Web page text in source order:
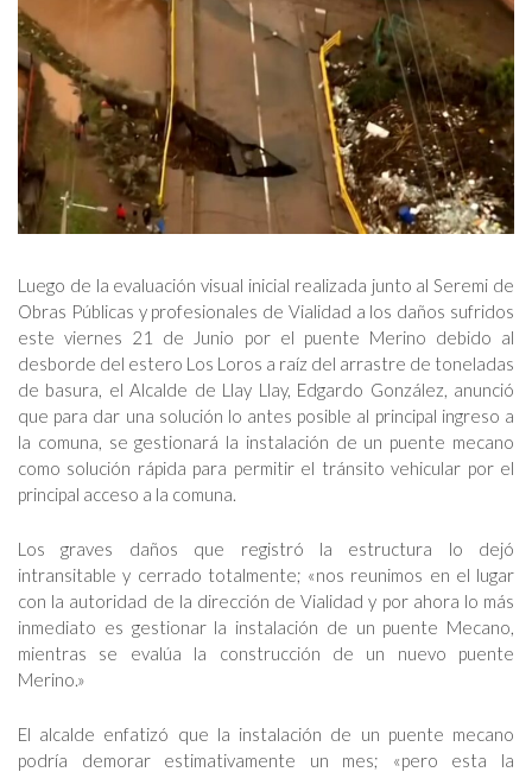
Luego de la evaluación visual inicial realizada junto al Seremi de
Obras Públicas y profesionales de Vialidad a los daños sufridos
este viernes 21 de Junio por el puente Merino debido al
desborde del estero Los Loros a raíz del arrastre de toneladas
de basura, el Alcalde de Llay Llay, Edgardo González, anunció
que para dar una solución lo antes posible al principal ingreso a
la comuna, se gestionará la instalación de un puente mecano
como solución rápida para permitir el tránsito vehicular por el
principal acceso a la comuna.
Los graves daños que registró la estructura lo dejó
intransitable y cerrado totalmente; «nos reunimos en el lugar
con la autoridad de la dirección de Vialidad y por ahora lo más
inmediato es gestionar la instalación de un puente Mecano,
mientras se evalúa la construcción de un nuevo puente
Merino.»
El alcalde enfatizó que la instalación de un puente mecano
podría demorar estimativamente un mes; «pero esta la